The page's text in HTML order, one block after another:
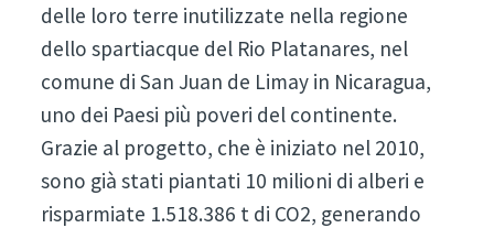
delle loro terre inutilizzate nella regione
dello spartiacque del Rio Platanares, nel
comune di San Juan de Limay in Nicaragua,
uno dei Paesi più poveri del continente.
Grazie al progetto, che è iniziato nel 2010,
sono già stati piantati 10 milioni di alberi e
risparmiate 1.518.386 t di CO2, generando